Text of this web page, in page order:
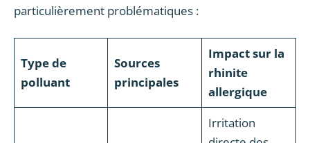
particulièrement problématiques :
Type de
polluant
Sources
principales
Impact sur la
rhinite
allergique
Irritation